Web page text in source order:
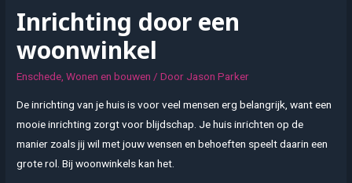
Inrichting door een
woonwinkel
Enschede,Wonen en bouwen / Door Jason Parker
De inrichting van je huis is voor veel mensen erg belangrijk, want een
mooie inrichting zorgt voor blijdschap. Je huis inrichten op de
manier zoals jij wil met jouw wensen en behoeften speelt daarin een
grote rol. Bij woonwinkels kan het.